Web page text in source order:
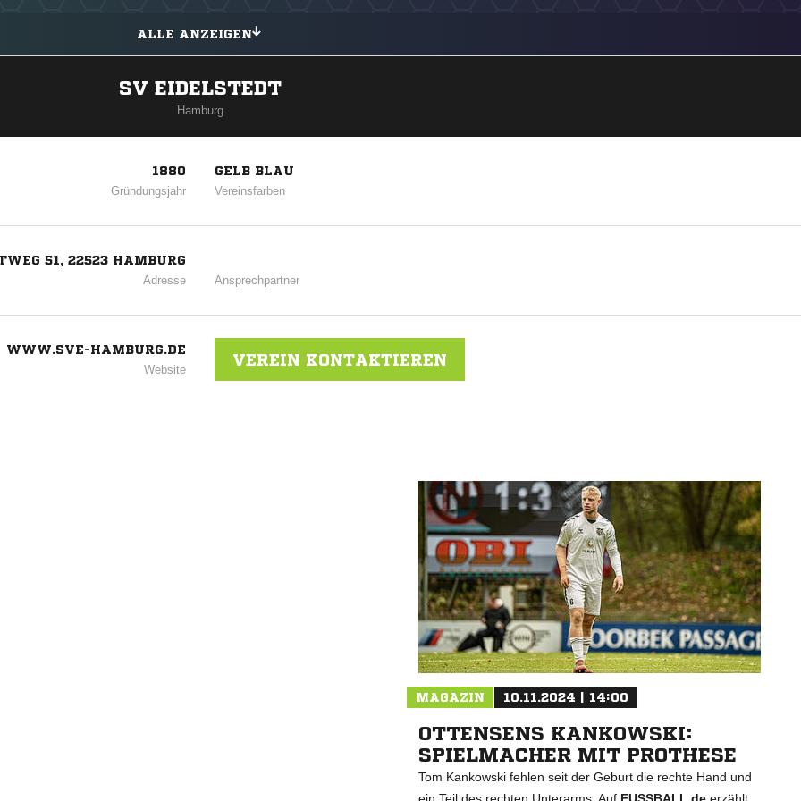
ALLE ANZEIGEN
SV EIDELSTEDT
Hamburg
1880
Gründungsjahr
GELB BLAU
Vereinsfarben
51, 22523 HAMBURG
Adresse Ansprechpartner
WWW.SVE-HAMBURG.DE
Website
VEREIN KONTAKTIEREN
MAGAZIN 10.11.2024 | 14:00
OTTENSENS KANKOWSKI:
SPIELMACHER MIT PROTHESE
Tom Kankowski fehlen seit der Geburt die rechte Hand und